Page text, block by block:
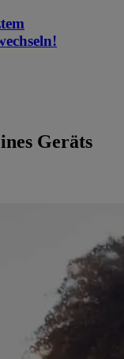
Geräts